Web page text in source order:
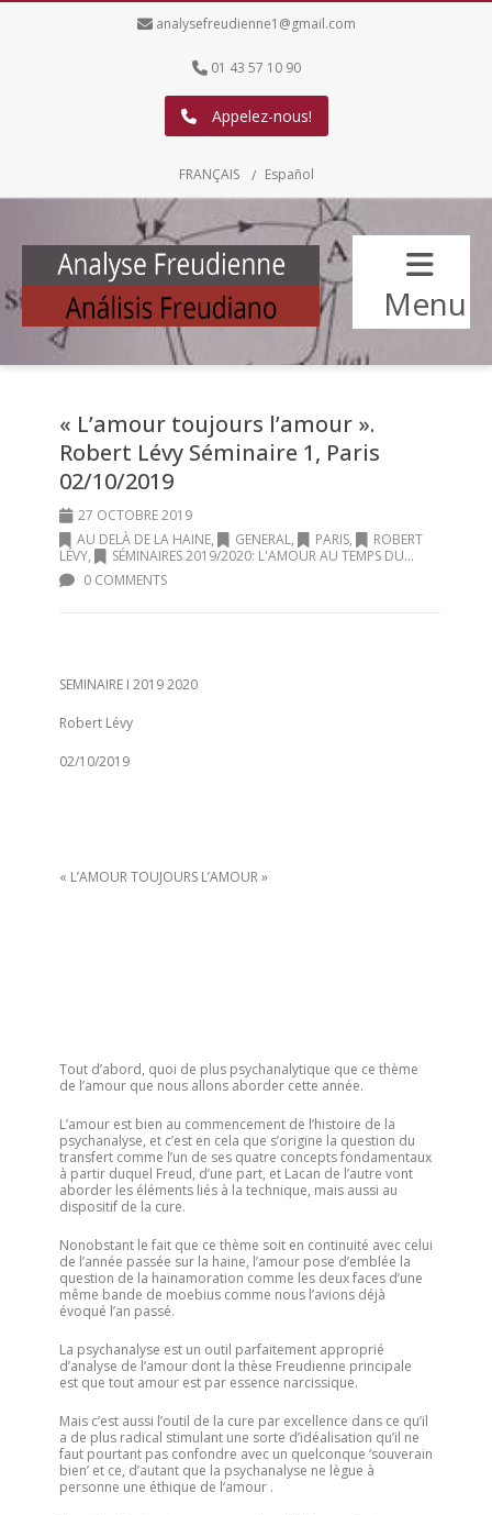
analysefreudienne1@gmail.com
01 43 57 10 90
Appelez-nous!
FRANÇAIS Español
Menu
« L’amour toujours l’amour ».
Robert Lévy Séminaire 1, Paris
02/10/2019
27 OCTOBRE 2019
AU DELÀ DE LA HAINE, GENERAL, PARIS,
ROBERT
LÉVY,
SÉMINAIRES 2019/2020: L'AMOUR AU TEMPS DU...
0 COMMENTS
SEMINAIRE I 2019 2020
Robert Lévy
02/10/2019
« L’AMOUR TOUJOURS L’AMOUR »
Tout d’abord, quoi de plus psychanalytique que ce thème
de l’amour que nous allons aborder cette année.
L’amour est bien au commencement de l’histoire de la
psychanalyse, et c’est en cela que s’origine la question du
transfert comme l’un de ses quatre concepts fondamentaux
à partir duquel Freud, d’une part, et Lacan de l’autre vont
aborder les éléments liés à la technique, mais aussi au
dispositif de la cure.
Nonobstant le fait que ce thème soit en continuité avec celui
de l’année passée sur la haine, l’amour pose d’emblée la
question de la hainamoration comme les deux faces d’une
même bande de moebius comme nous l’avions déjà
évoqué l’an passé.
La psychanalyse est un outil parfaitement approprié
d’analyse de l’amour dont la thèse Freudienne principale
est que tout amour est par essence narcissique.
Mais c’est aussi l’outil de la cure par excellence dans ce qu’il
a de plus radical stimulant une sorte d’idéalisation qu’il ne
faut pourtant pas confondre avec un quelconque ‘souverain
bien’ et ce, d’autant que la psychanalyse ne lègue à
personne une éthique de l’amour .